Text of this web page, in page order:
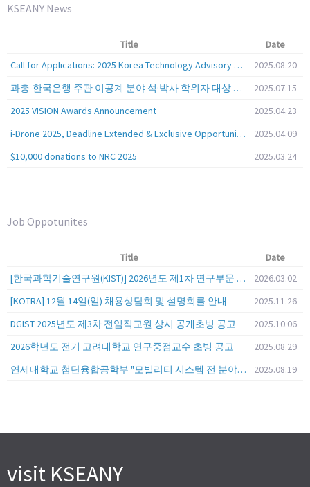
KSEANY News
Title
Date
Call for Applications: 2025 Korea Technology Advisory Group (K-TAG)
2025.08.20
과총-한국은행 주관 이공계 분야 석·박사 학위자 대상 서베이
2025.07.15
2025 VISION Awards Announcement
2025.04.23
i-Drone 2025, Deadline Extended & Exclusive Opportunity to Travel to Korea!
2025.04.09
$10,000 donations to NRC 2025
2025.03.24
Job Oppotunites
Title
Date
[한국과학기술연구원(KIST)] 2026년도 제1차 연구부문 공개채용 안내
2026.03.02
[KOTRA] 12월 14일(일) 채용상담회 및 설명회를 안내
2025.11.26
DGIST 2025년도 제3차 전임직교원 상시 공개초빙 공고
2025.10.06
2026학년도 전기 고려대학교 연구중점교수 초빙 공고
2025.08.29
연세대학교 첨단융합공학부 "모빌리티 시스템 전 분야" 전임교원 특별채용 (2026년 9월 1일자 임용 예정)
2025.08.19
visit KSEANY